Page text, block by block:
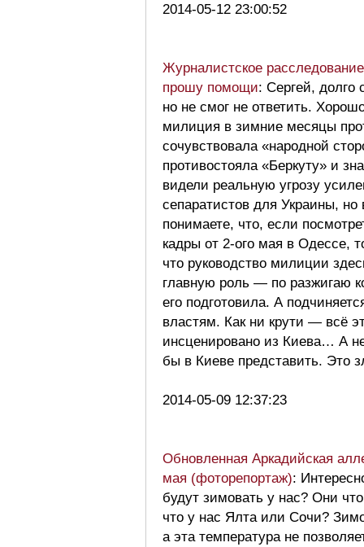
2014-05-12 23:00:52
Журналистское
прошу помощи: Сергей, долго
но не смог не ответить.
милиция в зимние месяцы
сочувствовала «народной
противостояла «Беркуту» и
видели реальную угрозу
сепаратистов для Украины,
понимаете, что, если
кадры от 2-ого мая в Одессе,
что руководство милиции
главную роль — по разжигаю
его подготовила. А
властям. Как ни крути — всё
инсценировано из Киева… А
бы в Киеве представить. Это
2014-05-09 12:37:23
Обновленная Аркадийская
мая (фоторепортаж):
будут зимовать у нас? Они
что у нас Ялта или Сочи?
а эта температура не